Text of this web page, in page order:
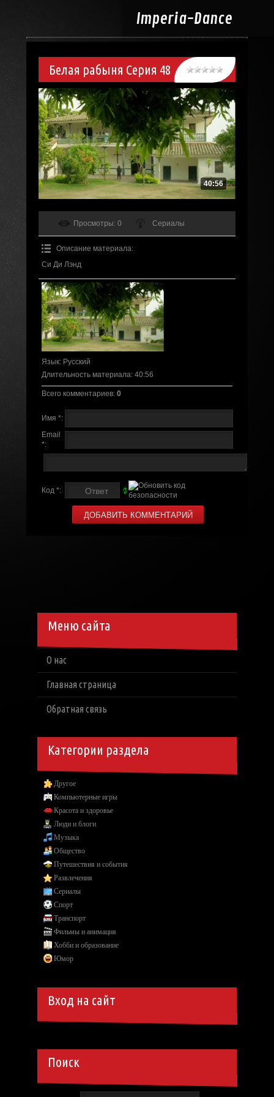
Imperia-Dance
Белая рабыня Серия 48
40:56
Просмотры: 0 Сериалы
Описание материала:
Си Ди Лэнд
Язык: Русский
Длительность материала: 40:56
Всего комментариев: 0
Имя *:
Email
*:
Код *:
Меню сайта
О нас
Главная страница
Обратная связь
Категории раздела
Другое
Компьютерные игры
Красота и здоровье
Люди и блоги
Музыка
Общество
Путешествия и события
Развлечения
Сериалы
Спорт
Транспорт
Фильмы и анимация
Хобби и образование
Юмор
Вход на сайт
Поиск